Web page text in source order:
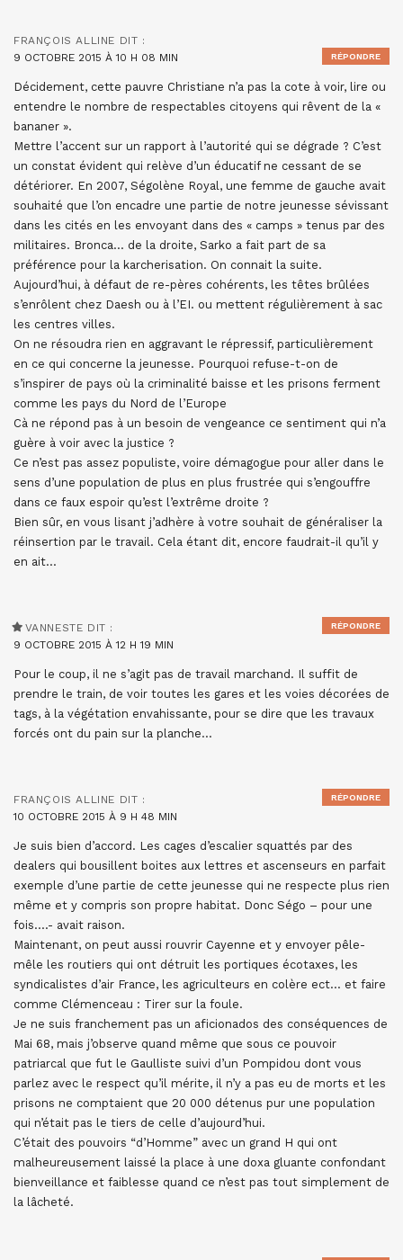
FRANÇOIS ALLINE DIT :
9 OCTOBRE 2015 À 10 H 08 MIN
Décidement, cette pauvre Christiane n’a pas la cote à voir, lire ou
entendre le nombre de respectables citoyens qui rêvent de la «
bananer ».
Mettre l’accent sur un rapport à l’autorité qui se dégrade ? C’est
un constat évident qui relève d’un éducatif ne cessant de se
détériorer. En 2007, Ségolène Royal, une femme de gauche avait
souhaité que l’on encadre une partie de notre jeunesse sévissant
dans les cités en les envoyant dans des « camps » tenus par des
militaires. Bronca… de la droite, Sarko a fait part de sa
préférence pour la karcherisation. On connait la suite.
Aujourd’hui, à défaut de re-pères cohérents, les têtes brûlées
s’enrôlent chez Daesh ou à l’EI. ou mettent régulièrement à sac
les centres villes.
On ne résoudra rien en aggravant le répressif, particulièrement
en ce qui concerne la jeunesse. Pourquoi refuse-t-on de
s’inspirer de pays où la criminalité baisse et les prisons ferment
comme les pays du Nord de l’Europe
Cà ne répond pas à un besoin de vengeance ce sentiment qui n’a
guère à voir avec la justice ?
Ce n’est pas assez populiste, voire démagogue pour aller dans le
sens d’une population de plus en plus frustrée qui s’engouffre
dans ce faux espoir qu’est l’extrême droite ?
Bien sûr, en vous lisant j’adhère à votre souhait de généraliser la
réinsertion par le travail. Cela étant dit, encore faudrait-il qu’il y
en ait…
RÉPONDRE
VANNESTE DIT :
9 OCTOBRE 2015 À 12 H 19 MIN
Pour le coup, il ne s’agit pas de travail marchand. Il suffit de
prendre le train, de voir toutes les gares et les voies décorées de
tags, à la végétation envahissante, pour se dire que les travaux
forcés ont du pain sur la planche…
RÉPONDRE
FRANÇOIS ALLINE DIT :
10 OCTOBRE 2015 À 9 H 48 MIN
Je suis bien d’accord. Les cages d’escalier squattés par des
dealers qui bousillent boites aux lettres et ascenseurs en parfait
exemple d’une partie de cette jeunesse qui ne respecte plus rien
même et y compris son propre habitat. Donc Ségo – pour une
fois….- avait raison.
Maintenant, on peut aussi rouvrir Cayenne et y envoyer pêle-
mêle les routiers qui ont détruit les portiques écotaxes, les
syndicalistes d’air France, les agriculteurs en colère ect… et faire
comme Clémenceau : Tirer sur la foule.
Je ne suis franchement pas un aficionados des conséquences de
Mai 68, mais j’observe quand même que sous ce pouvoir
patriarcal que fut le Gaulliste suivi d’un Pompidou dont vous
parlez avec le respect qu’il mérite, il n’y a pas eu de morts et les
prisons ne comptaient que 20 000 détenus pur une population
qui n’était pas le tiers de celle d’aujourd’hui.
C’était des pouvoirs “d’Homme” avec un grand H qui ont
malheureusement laissé la place à une doxa gluante confondant
bienveillance et faiblesse quand ce n’est pas tout simplement de
la lâcheté.
RÉPONDRE